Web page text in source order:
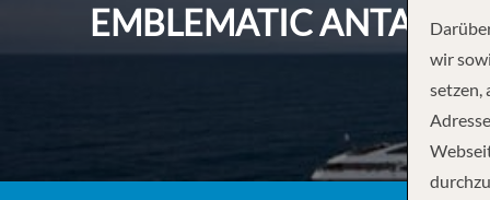
EMBLEMATIC
wir
setzen,